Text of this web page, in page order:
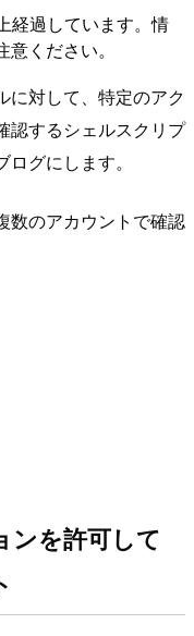
経過しています。情
ください。
に対して、特定のアク
認するシェルスクリプ
グにします。
数のアカウントで確認
ンを許可して